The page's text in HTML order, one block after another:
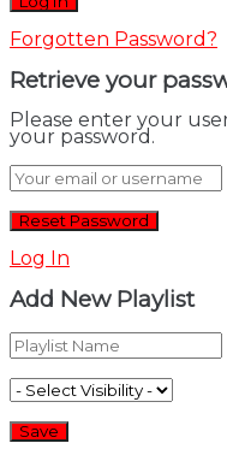
Forgotten Password?
Retrieve your
Please enter your
your password.
Log In
Add New Playlist